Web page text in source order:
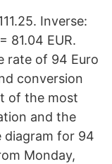
Inverse:
81.04 EUR.
rate of 94 Euro
conversion
of the most
and the
diagram for 94
Monday,